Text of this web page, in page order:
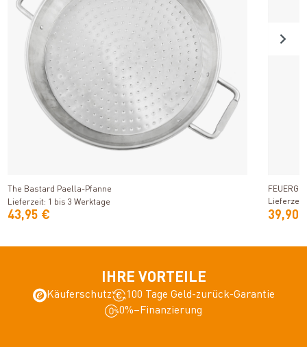
The Bastard Paella-Pfanne
Lieferzeit: 1 bis 3 Werktage
43,95 € 39,90
IHRE VORTEILE
Käuferschutz
100 Tage Geld-zurück-Garantie
0%–Finanzierung